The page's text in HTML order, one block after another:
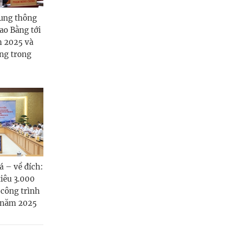
thông
Bằng tới
2025 và
trong
– về đích:
3.000
công trình
2025